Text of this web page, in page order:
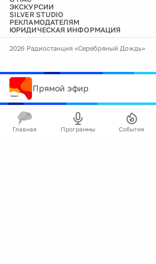
ЭКСКУРСИИ
SILVER STUDIO
РЕКЛАМОДАТЕЛЯМ
ЮРИДИЧЕСКАЯ ИНФОРМАЦИЯ
2026 Радиостанция «Серебряный Дождь»
Прямой эфир
Главная Программы События